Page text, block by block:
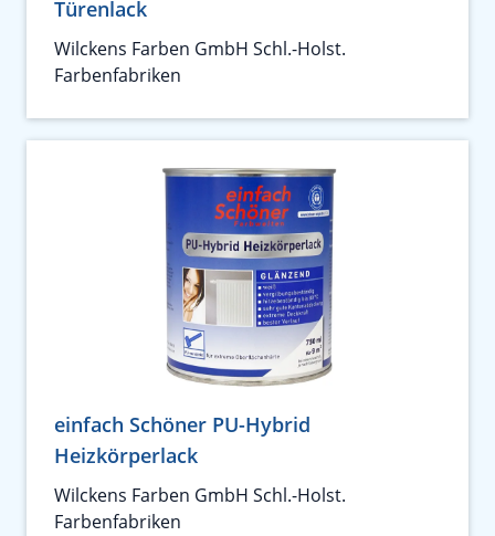
Türenlack
Wilckens Farben GmbH Schl.-Holst.
Farbenfabriken
einfach Schöner PU-Hybrid
Heizkörperlack
Wilckens Farben GmbH Schl.-Holst.
Farbenfabriken